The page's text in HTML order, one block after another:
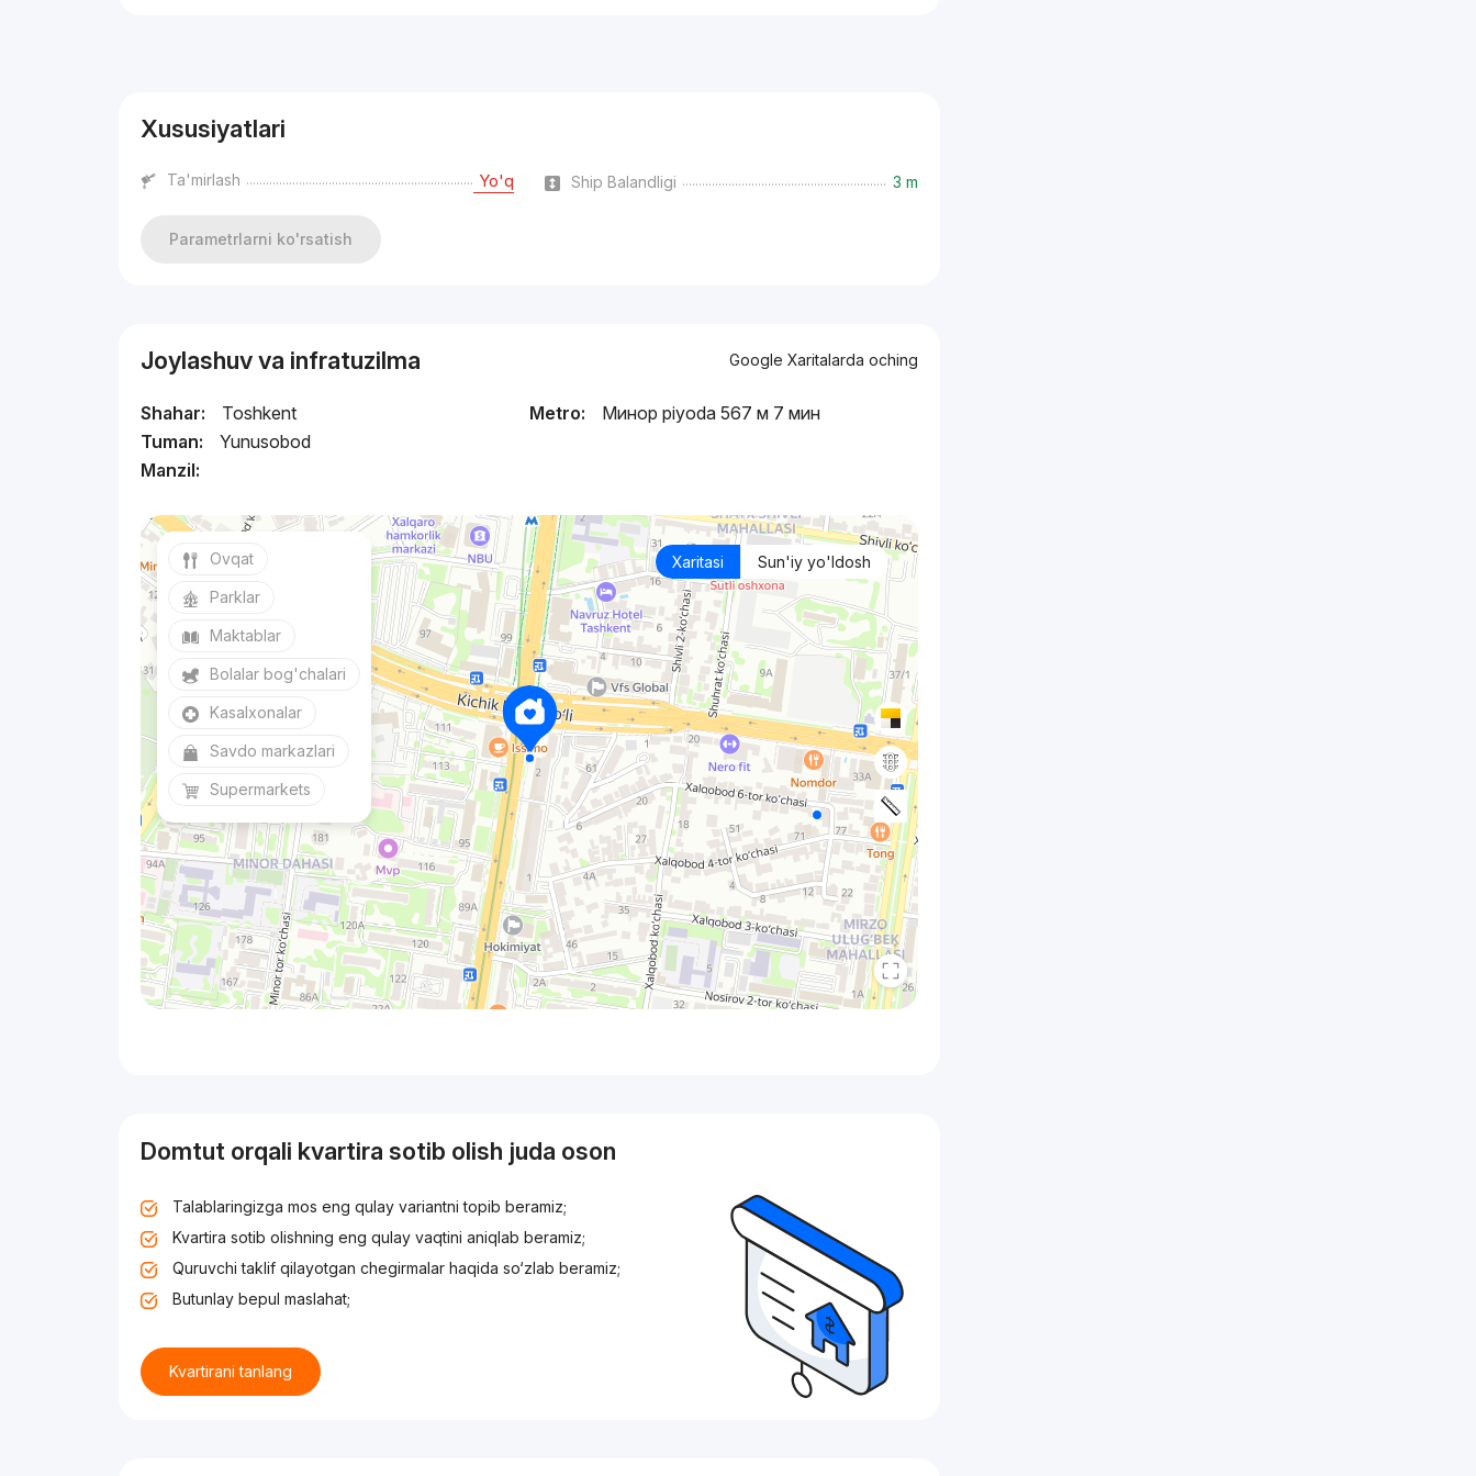
Xususiyatlari
Ta'mirlash Yo'q Ship Balandligi 3 m
Parametrlarni ko'rsatish
Joylashuv va infratuzilma Google Xaritalarda oching
Shahar:
Toshkent
Tuman:
Yunusobod
Manzil:
Metro: Минор piyoda 567 м 7 мин
Xaritasi Sun'iy yo'ldosh
Ovqat
Parklar
Maktablar
Bolalar bog'chalari
Kasalxonalar
Savdo markazlari
Supermarkets
Domtut orqali kvartira sotib olish juda oson
Talablaringizga mos eng qulay variantni topib beramiz;
Kvartira sotib olishning eng qulay vaqtini aniqlab beramiz;
Quruvchi taklif qilayotgan chegirmalar haqida so‘zlab beramiz;
Butunlay bepul maslahat;
Kvartirani tanlang